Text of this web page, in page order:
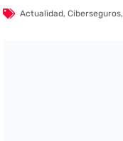
Actualidad,Ciberseguros,